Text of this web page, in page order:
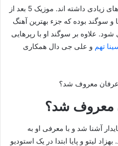
او با سوگند در گذشته همکاری های زیادی داشته اند. موزیک 5 بعد از
سوگند بوده که جزء بهترین آهنگ
علاوه بر سوگند او با رپرهایی
تهم و علی جی دال همکاری
معروف شد؟
آشنا شد و با معرفی او به
لیتو و پایا ابتدا در یک استودیو